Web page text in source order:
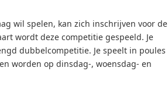
wil spelen, kan zich inschrijven voor de
wordt deze competitie gespeeld. Je
dubbelcompetitie. Je speelt in poules
worden op dinsdag-, woensdag- en